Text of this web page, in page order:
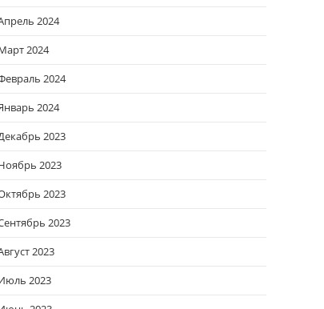
2024
2024
2024
2024
2023
2023
2023
2023
2023
2023